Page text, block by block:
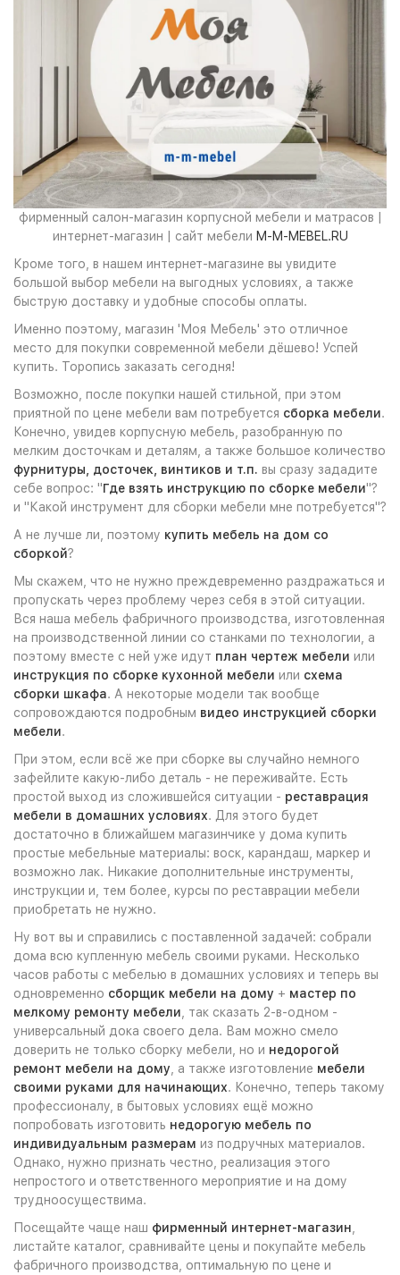
фирменный салон-магазин корпусной мебели и матрасов |
интернет-магазин | сайт мебели M-M-MEBEL.RU
Кроме того, в нашем интернет-магазине вы увидите
большой выбор мебели на выгодных условиях, а также
быструю доставку и удобные способы оплаты.
Именно поэтому, магазин 'Моя Мебель' это отличное
место для покупки современной мебели дёшево! Успей
купить. Торопись заказать сегодня!
Возможно, после покупки нашей стильной, при этом
приятной по цене мебели вам потребуется сборка мебели.
Конечно, увидев корпусную мебель, разобранную по
мелким досточкам и деталям, а также большое количество
фурнитуры, досточек, винтиков и т.п. вы сразу зададите
себе вопрос: "Где взять инструкцию по сборке мебели"?
и "Какой инструмент для сборки мебели мне потребуется"?
А не лучше ли, поэтому купить мебель на дом со
сборкой?
Мы скажем, что не нужно преждевременно раздражаться и
пропускать через проблему через себя в этой ситуации.
Вся наша мебель фабричного производства, изготовленная
на производственной линии со станками по технологии, а
поэтому вместе с ней уже идут план чертеж мебели или
инструкция по сборке кухонной мебели или схема
сборки шкафа. А некоторые модели так вообще
сопровождаются подробным видео инструкцией сборки
мебели.
При этом, если всё же при сборке вы случайно немного
зафейлите какую-либо деталь - не переживайте. Есть
простой выход из сложившейся ситуации - реставрация
мебели в домашних условиях. Для этого будет
достаточно в ближайшем магазинчике у дома купить
простые мебельные материалы: воск, карандаш, маркер и
возможно лак. Никакие дополнительные инструменты,
инструкции и, тем более, курсы по реставрации мебели
приобретать не нужно.
Ну вот вы и справились с поставленной задачей: собрали
дома всю купленную мебель своими руками. Несколько
часов работы с мебелью в домашних условиях и теперь вы
одновременно сборщик мебели на дому + мастер по
мелкому ремонту мебели , так сказать 2-в-одном -
универсальный дока своего дела. Вам можно смело
доверить не только сборку мебели, но и недорогой
ремонт мебели на дому , а также изготовление мебели
своими руками для начинающих. Конечно, теперь такому
профессионалу, в бытовых условиях ещё можно
попробовать изготовить недорогую мебель по
индивидуальным размерам из подручных материалов.
Однако, нужно признать честно, реализация этого
непростого и ответственного мероприятие и на дому
трудноосуществима.
Посещайте чаще наш фирменный интернет-магазин
листайте каталог, сравнивайте цены и покупайте мебель
фабричного производства, оптимальную по цене и